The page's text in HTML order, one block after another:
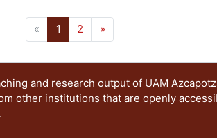
partir de la forma del discurso que, al
En estas dos obras, de técnicas
libros conducen a ese objetivo: el
« 1 (current)
2 »
and research output of UAM
other institutions that are openly